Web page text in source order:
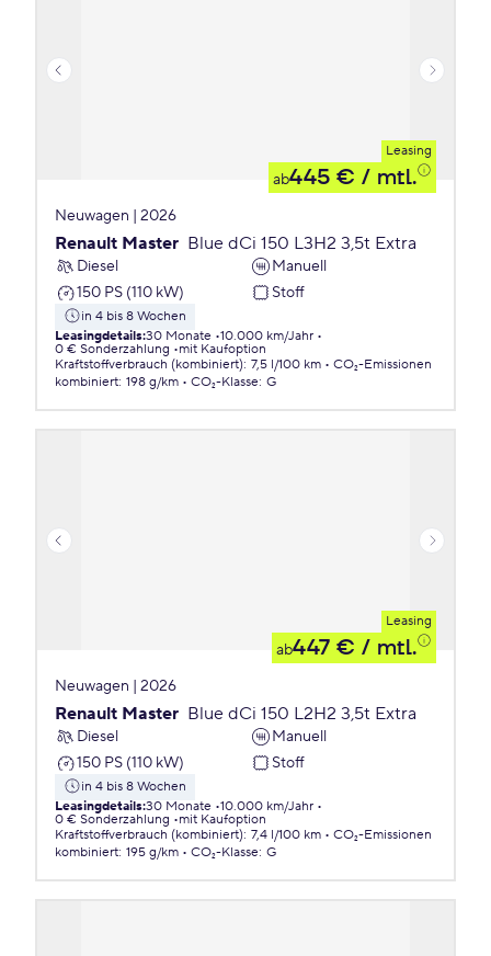
Leasing
ab445 € / mtl.
Neuwagen | 2026
Renault Master Blue dCi 150 L3H2 3,5t Extra
Diesel
Manuell
150 PS (110 kW)
Stoff
in 4 bis 8 Wochen
Leasingdetails:30 Monate 10.000 km/Jahr
0 € Sonderzahlung
mit Kaufoption
Kraftstoffverbrauch (kombiniert): 7,5 l/100 km
CO₂-Emissionen
kombiniert: 198 g/km CO₂-Klasse: G
Leasing
ab447 € / mtl.
Neuwagen | 2026
Renault Master Blue dCi 150 L2H2 3,5t Extra
Diesel
Manuell
150 PS (110 kW)
Stoff
in 4 bis 8 Wochen
Leasingdetails:30 Monate 10.000 km/Jahr
0 € Sonderzahlung
mit Kaufoption
Kraftstoffverbrauch (kombiniert): 7,4 l/100 km
CO₂-Emissionen
kombiniert: 195 g/km CO₂-Klasse: G